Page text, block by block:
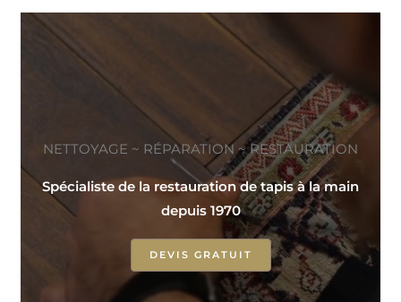
NETTOYAGE ~ RÉPARATION ~ RESTAURATION
Spécialiste de la restauration de tapis à la main
depuis 1970
DEVIS GRATUIT